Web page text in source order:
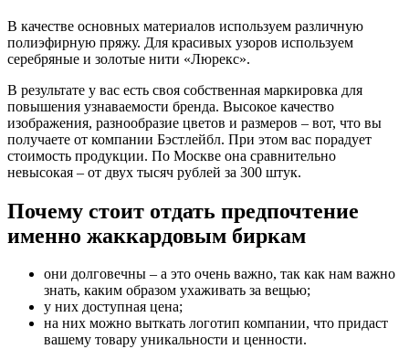
В качестве основных материалов используем различную
полиэфирную пряжу. Для красивых узоров используем
серебряные и золотые нити «Люрекс».
В результате у вас есть своя собственная маркировка для
повышения узнаваемости бренда. Высокое качество
изображения, разнообразие цветов и размеров – вот, что вы
получаете от компании Бэстлейбл. При этом вас порадует
стоимость продукции. По Москве она сравнительно
невысокая – от двух тысяч рублей за 300 штук.
Почему стоит отдать предпочтение
именно жаккардовым биркам
они долговечны – а это очень важно, так как нам важно
знать, каким образом ухаживать за вещью;
у них доступная цена;
на них можно выткать логотип компании, что придаст
вашему товару уникальности и ценности.